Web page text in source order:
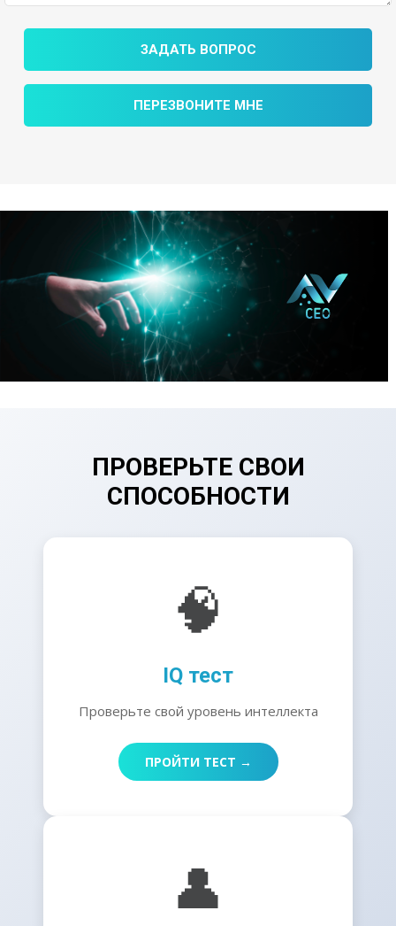
ЗАДАТЬ ВОПРОС
ПЕРЕЗВОНИТЕ МНЕ
ПРОВЕРЬТЕ СВОИ
СПОСОБНОСТИ
🧠
IQ тест
Проверьте свой уровень интеллекта
ПРОЙТИ ТЕСТ →
👤